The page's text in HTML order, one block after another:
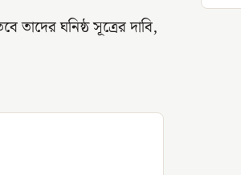
ঘনিষ্ঠ সূত্রের দাবি,